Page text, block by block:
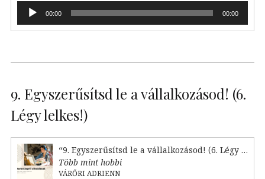
Audió
lejátszó00:00 00:00
9. Egyszerűsítsd le a vállalkozásod! (6.
Légy lelkes!)
“9. Egyszerűsítsd le a vállalkozásod! (6. Légy lelkes!)”
Több mint hobbi
VÁRŐRI ADRIENN